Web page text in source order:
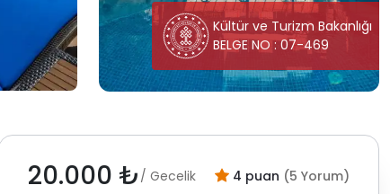
Kültür ve Turizm Bakanlığı
BELGE NO : 07-469
20.000 ₺ / Gecelik 4 puan (5 Yorum)